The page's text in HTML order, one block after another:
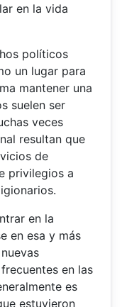
en la vida
políticos
un lugar para
mantener una
suelen ser
veces
resultan que
de
privilegios a
en la
en esa y más
en las
es
estuvieron